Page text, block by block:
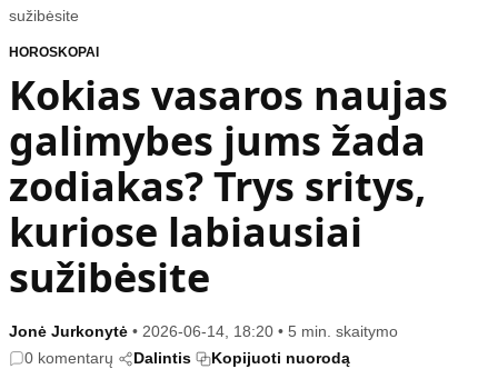
Gyvenimas
Įdomybės
Mada
Mokslas
Namai ir interjeras
Technologijos
Gyvenimo būdas
Tėvai ir vaikai
Populiaru
sužibėsite
HOROSKOPAI
Kokias vasaros naujas
galimybes jums žada
zodiakas? Trys sritys,
kuriose labiausiai
sužibėsite
Jonė Jurkonytė • 2026-06-14, 18:20 • 5 min. skaitymo
0 komentarų
Dalintis Kopijuoti nuorodą